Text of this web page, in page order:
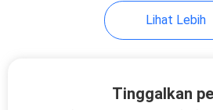
Lihat Lebih
Tinggalkan